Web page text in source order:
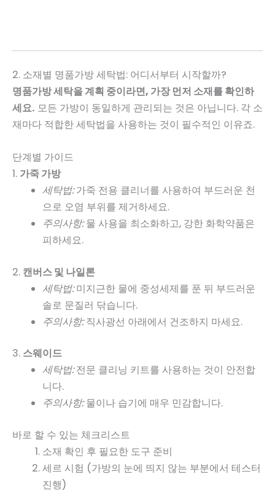
2. 소재별 명품가방 세탁법: 어디서부터 시작할까?
명품가방 세탁을 계획 중이라면, 가장 먼저 소재를 확인하
세요. 모든 가방이 동일하게 관리되는 것은 아닙니다. 각 소
재마다 적합한 세탁법을 사용하는 것이 필수적인 이유죠.
단계별 가이드
1. 가죽 가방
세탁법:가죽 전용 클리너를 사용하여 부드러운 천
으로 오염 부위를 제거하세요.
주의사항:물 사용을 최소화하고, 강한 화학약품은
피하세요.
2. 캔버스 및 나일론
세탁법:미지근한 물에 중성세제를 푼 뒤 부드러운
솔로 문질러 닦습니다.
주의사항:직사광선 아래에서 건조하지 마세요.
3. 스웨이드
세탁법:전문 클리닝 키트를 사용하는 것이 안전합
니다.
주의사항:물이나 습기에 매우 민감합니다.
바로 할 수 있는 체크리스트
소재 확인 후 필요한 도구 준비
세르 시험 (가방의 눈에 띄지 않는 부분에서 테스터
진행)